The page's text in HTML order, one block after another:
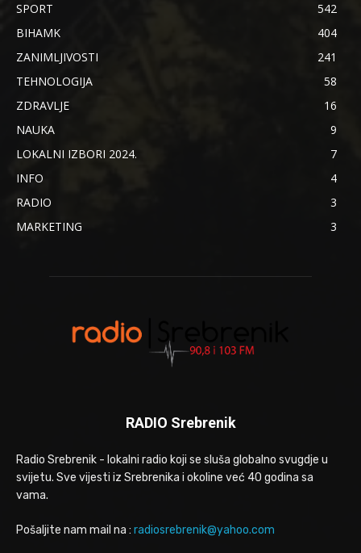
SPORT
542
BIHAMK
404
ZANIMLJIVOSTI
241
TEHNOLOGIJA
58
ZDRAVLJE
16
NAUKA
9
LOKALNI IZBORI 2024.
7
INFO
4
RADIO
3
MARKETING
3
RADIO Srebrenik
Radio Srebrenik - lokalni radio koji se sluša globalno svugdje u
svijetu. Sve vijesti iz Srebrenika i okoline već 40 godina sa
vama.
Pošaljite nam mail na : radiosrebrenik@yahoo.com